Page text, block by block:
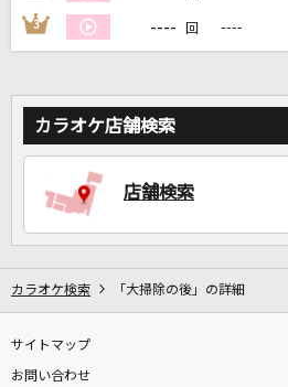
3 ---- 回 ----
カラオケ店舗検索
店舗検索
カラオケ検索 「大掃除の後」の詳細
サイトマップ
お問い合わせ